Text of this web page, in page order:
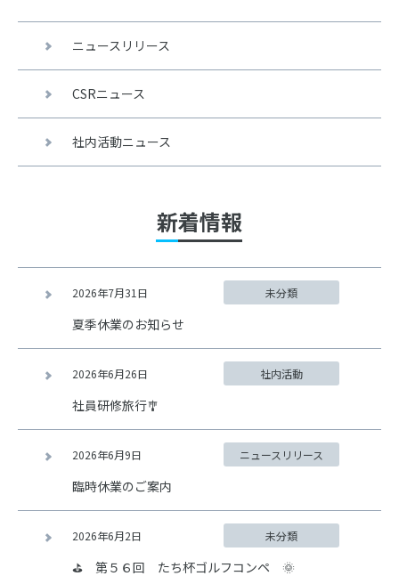
ニュースリリース
CSRニュース
社内活動ニュース
新着情報
2026年7月31日 未分類
夏季休業のお知らせ
2026年6月26日 社内活動
社員研修旅行🎐
2026年6月9日 ニュースリリース
臨時休業のご案内
2026年6月2日 未分類
⛳ 第５６回 たち杯ゴルフコンペ 🌞